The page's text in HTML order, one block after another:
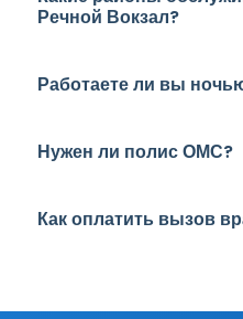
Речной Вокзал?
Работаете ли вы
Нужен ли полис ОМС?
Как оплатить вызов